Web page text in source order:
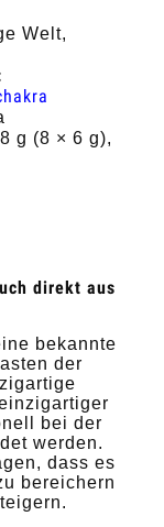
Welt,
g (8 × 6 g),
direkt aus
bekannte
der
bei der
werden.
dass es
bereichern